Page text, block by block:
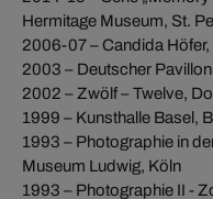
Hermitage Museum, St.
2006-07 – Candida
2003 – Deutscher
2002 – Zwölf – Twelve,
1999 – Kunsthalle Basel,
1993 – Photographie in
Museum Ludwig, Köln
1993 – Photographie II -